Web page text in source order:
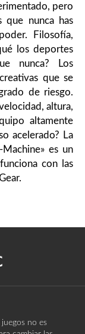
pero
que nunca has
Filosofía,
los deportes
nunca? Los
que se
de riesgo.
altura,
altamente
acelerado? La
es un
con las
no es